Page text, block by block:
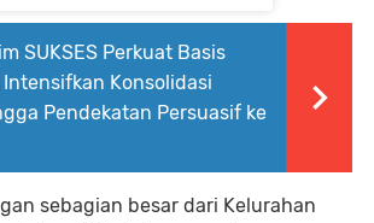
SUKSES Perkuat Basis
Konsolidasi
Pendekatan Persuasif ke
sebagian besar dari Kelurahan